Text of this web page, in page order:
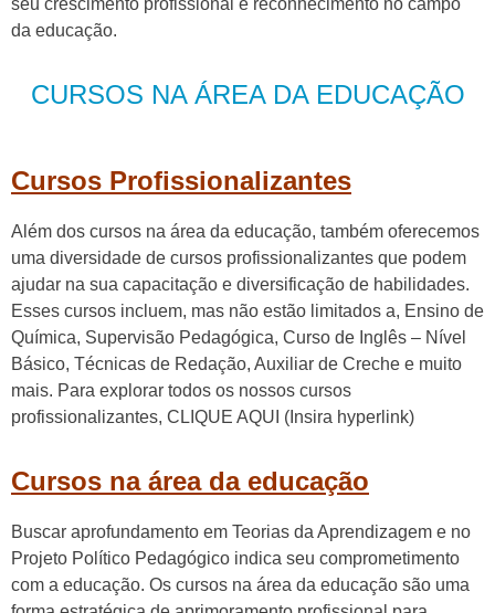
seu crescimento profissional e reconhecimento no campo
da educação.
CURSOS NA ÁREA DA EDUCAÇÃO
Cursos Profissionalizantes
Além dos cursos na área da educação, também oferecemos
uma diversidade de cursos profissionalizantes que podem
ajudar na sua capacitação e diversificação de habilidades.
Esses cursos incluem, mas não estão limitados a, Ensino de
Química, Supervisão Pedagógica, Curso de Inglês – Nível
Básico, Técnicas de Redação, Auxiliar de Creche e muito
mais. Para explorar todos os nossos cursos
profissionalizantes, CLIQUE AQUI (Insira hyperlink)
Cursos na área da educação
Buscar aprofundamento em Teorias da Aprendizagem e no
Projeto Político Pedagógico indica seu comprometimento
com a educação. Os cursos na área da educação são uma